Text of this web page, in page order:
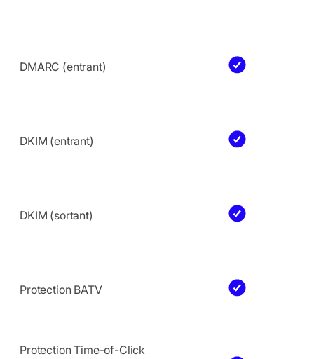
DMARC (entrant)
DKIM (entrant)
DKIM (sortant)
Protection BATV
Protection Time-of-Click